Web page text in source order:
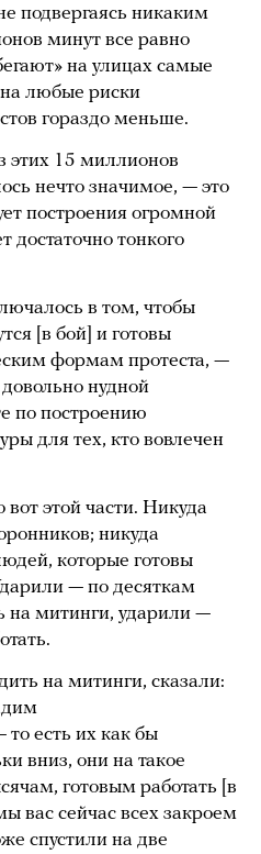
подвергаясь никаким
минут все равно
на улицах самые
любые риски
гораздо меньше.
этих 15 миллионов
нечто значимое, — это
построения огромной
достаточно тонкого
в том, чтобы
[в бой] и готовы
формам протеста, —
нудной
по построению
для тех, кто вовлечен
этой части. Никуда
никуда
которые готовы
— по десяткам
на митинги, ударили —
на митинги, сказали:
есть их как бы
вниз, они на такое
готовым работать [в
вас сейчас всех закроем
спустили на две